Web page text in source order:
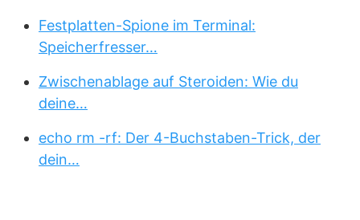
Festplatten-Spione im Terminal:
Speicherfresser…
Zwischenablage auf Steroiden: Wie du
deine…
echo rm -rf: Der 4-Buchstaben-Trick, der
dein…